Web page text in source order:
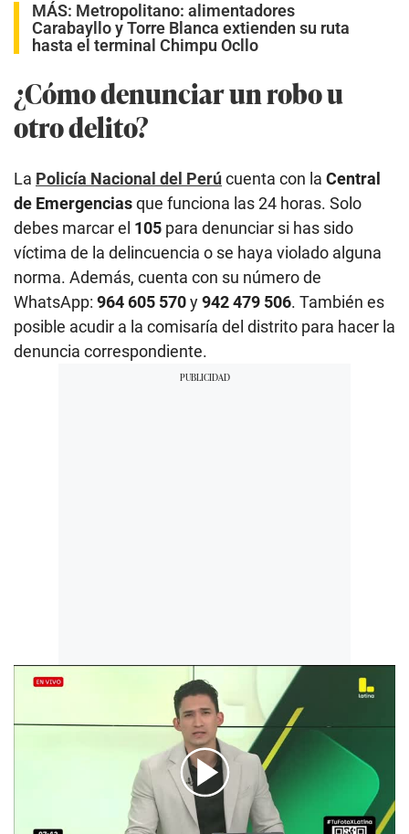
MÁS: Metropolitano: alimentadores
Carabayllo y Torre Blanca extienden su ruta
hasta el terminal Chimpu Ocllo
¿Cómo denunciar un robo u
otro delito?
La Policía Nacional del Perúcuenta con la Central
de Emergenciasque funciona las 24 horas. Solo
debes marcar el 105 para denunciar si has sido
víctima de la delincuencia o se haya violado alguna
norma. Además, cuenta con su número de
WhatsApp: 964 605 570y942 479 506. También es
posible acudir a la comisaría del distrito para hacer la
denuncia correspondiente.